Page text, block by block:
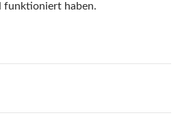
funktioniert haben.